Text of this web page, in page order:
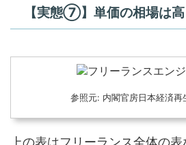
【実態⑦】単価の相場は
参照元: 内閣官房日本経済再
上の表はフリーランス全体の